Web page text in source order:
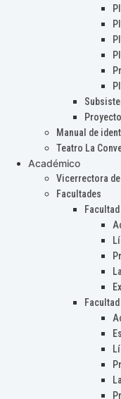
Manual de
Teatro La
Académico
Vicerrectora
Facultades